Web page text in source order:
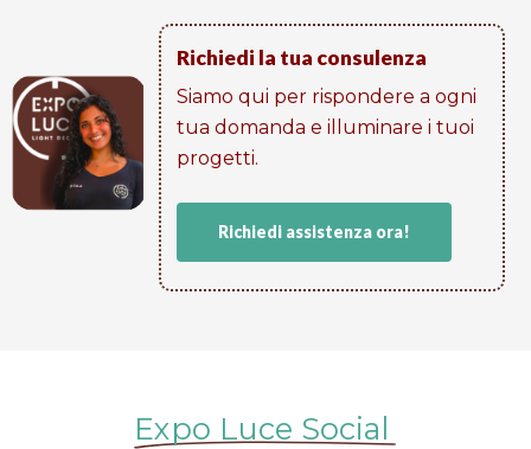
Richiedi la tua consulenza
Siamo qui per rispondere a ogni
tua domanda e illuminare i tuoi
progetti​.
Richiedi assistenza ora!
Expo Luce Social